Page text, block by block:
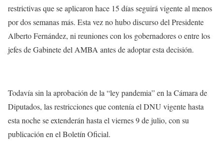
restrictivas que se aplicaron hace 15 días seguirá vigente al menos
por dos semanas más. Esta vez no hubo discurso del Presidente
Alberto Fernández, ni reuniones con los gobernadores o entre los
jefes de Gabinete del AMBA antes de adoptar esta decisión.
Todavía sin la aprobación de la “ley pandemia” en la Cámara de
Diputados, las restricciones que contenía el DNU vigente hasta
esta noche se extenderán hasta el viernes 9 de julio, con su
publicación en el Boletín Oficial.